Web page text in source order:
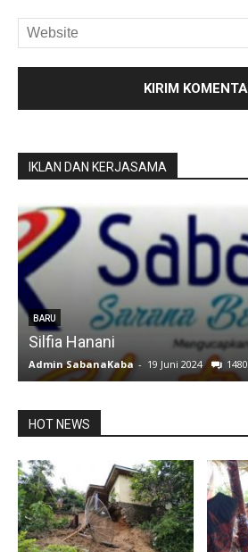
IKLAN DAN KERJASAMA
BARU
Silfia Hanani
Admin SabanaKaba - 19 Juni 2024 1480
HOT NEWS